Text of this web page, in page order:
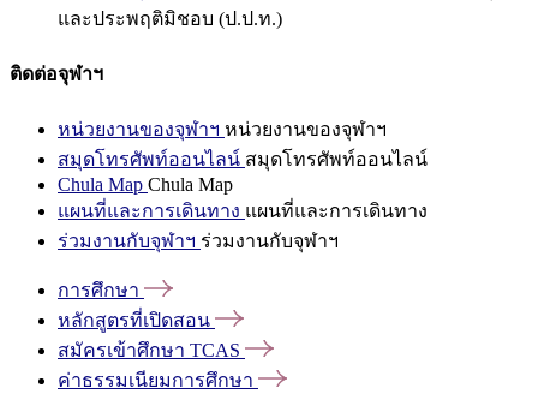
และประพฤติมิชอบ (ป.ป.ท.)
ติดต่อจุฬาฯ
หน่วยงานของจุฬาฯ หน่วยงานของจุฬาฯ
สมุดโทรศัพท์ออนไลน์ สมุดโทรศัพท์ออนไลน์
Chula Map Chula Map
แผนที่และการเดินทาง แผนที่และการเดินทาง
ร่วมงานกับจุฬาฯ ร่วมงานกับจุฬาฯ
การศึกษา
หลักสูตรที่เปิดสอน
สมัครเข้าศึกษา TCAS
ค่าธรรมเนียมการศึกษา